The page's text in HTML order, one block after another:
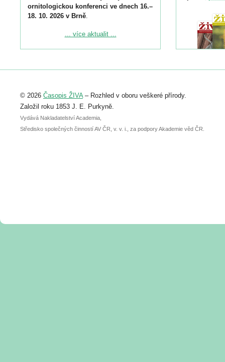
ornitologickou konferenci ve dnech 16.–
18. 10. 2026 v Brně.
Podrobnější informace ke konferenci
Registrovat se můžete do 6. září.
abstraktu přihlášené přednášky nebo
posteru je už 30. června.
... více aktualit ...
© 2026 Časopis ŽIVA– Rozhled v oboru veškeré přírody.
Založil roku 1853 J. E. Purkyně.
Vydává Nakladatelství Academia,
Středisko společných činností AV ČR, v. v. i., za podpory Akademie věd ČR.